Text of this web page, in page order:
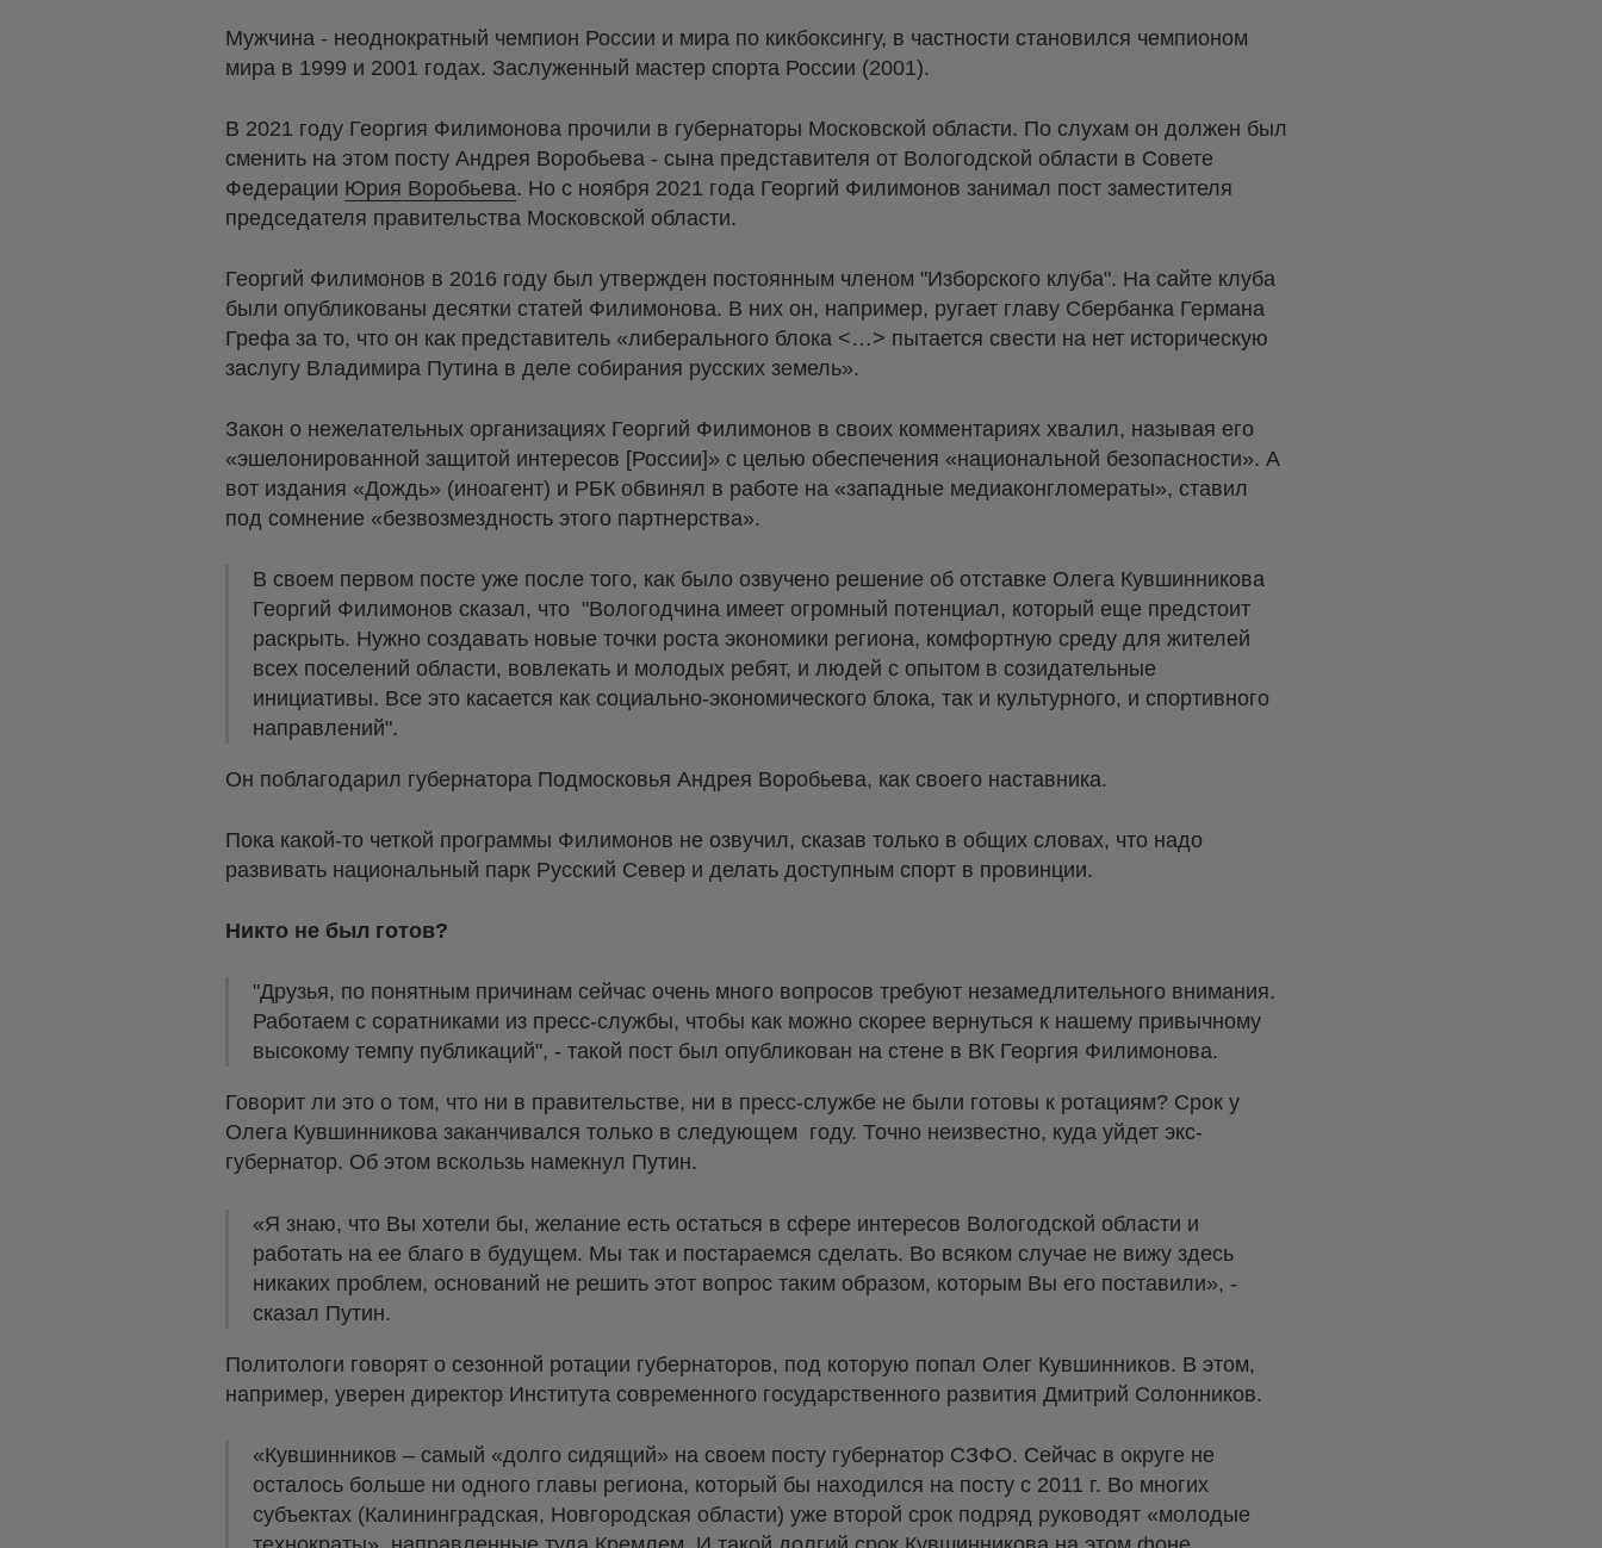
Мужчина - неоднократный чемпион России и мира по кикбоксингу, в частности становился чемпионом
мира в 1999 и 2001 годах. Заслуженный мастер спорта России (2001).
В 2021 году Георгия Филимонова прочили в губернаторы Московской области. По слухам он должен был
сменить на этом посту Андрея Воробьева - сына представителя от Вологодской области в Совете
Федерации Юрия Воробьева. Но с ноября 2021 года Георгий Филимонов занимал пост заместителя
председателя правительства Московской области.
Георгий Филимонов в 2016 году был утвержден постоянным членом "Изборского клуба". На сайте клуба
были опубликованы десятки статей Филимонова. В них он, например, ругает главу Сбербанка Германа
Грефа за то, что он как представитель «либерального блока <…> пытается свести на нет историческую
заслугу Владимира Путина в деле собирания русских земель».
Закон о нежелательных организациях Георгий Филимонов в своих комментариях хвалил, называя его
«эшелонированной защитой интересов [России]» с целью обеспечения «национальной безопасности». А
вот издания «Дождь» (иноагент) и РБК обвинял в работе на «западные медиаконгломераты», ставил
под сомнение «безвозмездность этого партнерства».
В своем первом посте уже после того, как было озвучено решение об отставке Олега Кувшинникова
Георгий Филимонов сказал, что "Вологодчина имеет огромный потенциал, который еще предстоит
раскрыть. Нужно создавать новые точки роста экономики региона, комфортную среду для жителей
всех поселений области, вовлекать и молодых ребят, и людей с опытом в созидательные
инициативы. Все это касается как социально-экономического блока, так и культурного, и спортивного
направлений".
Он поблагодарил губернатора Подмосковья Андрея Воробьева, как своего наставника.
Пока какой-то четкой программы Филимонов не озвучил, сказав только в общих словах, что надо
развивать национальный парк Русский Север и делать доступным спорт в провинции.
Никто не был готов?
"Друзья, по понятным причинам сейчас очень много вопросов требуют незамедлительного внимания.
Работаем с соратниками из пресс-службы, чтобы как можно скорее вернуться к нашему привычному
высокому темпу публикаций", - такой пост был опубликован на стене в ВК Георгия Филимонова.
Говорит ли это о том, что ни в правительстве, ни в пресс-службе не были готовы к ротациям? Срок у
Олега Кувшинникова заканчивался только в следующем году. Точно неизвестно, куда уйдет экс-
губернатор. Об этом вскользь намекнул Путин.
«Я знаю, что Вы хотели бы, желание есть остаться в сфере интересов Вологодской области и
работать на ее благо в будущем. Мы так и постараемся сделать. Во всяком случае не вижу здесь
никаких проблем, оснований не решить этот вопрос таким образом, которым Вы его поставили», -
сказал Путин.
Политологи говорят о сезонной ротации губернаторов, под которую попал Олег Кувшинников. В этом,
например, уверен директор Института современного государственного развития Дмитрий Солонников.
«Кувшинников – самый «долго сидящий» на своем посту губернатор СЗФО. Сейчас в округе не
осталось больше ни одного главы региона, который бы находился на посту с 2011 г. Во многих
субъектах (Калининградская, Новгородская области) уже второй срок подряд руководят «молодые